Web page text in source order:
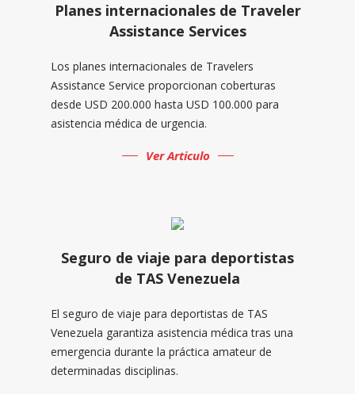
Planes internacionales de Traveler
Assistance Services
Los planes internacionales de Travelers
Assistance Service proporcionan coberturas
desde USD 200.000 hasta USD 100.000 para
asistencia médica de urgencia.
Ver Articulo
Seguro de viaje para deportistas
de TAS Venezuela
El seguro de viaje para deportistas de TAS
Venezuela garantiza asistencia médica tras una
emergencia durante la práctica amateur de
determinadas disciplinas.